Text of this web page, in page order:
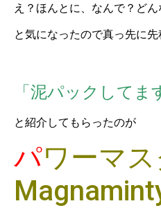
え？ほんとに、なんで？ど
と気になったので真っ先に先
「泥パックしてま
と紹介してもらったのが
パワーマ